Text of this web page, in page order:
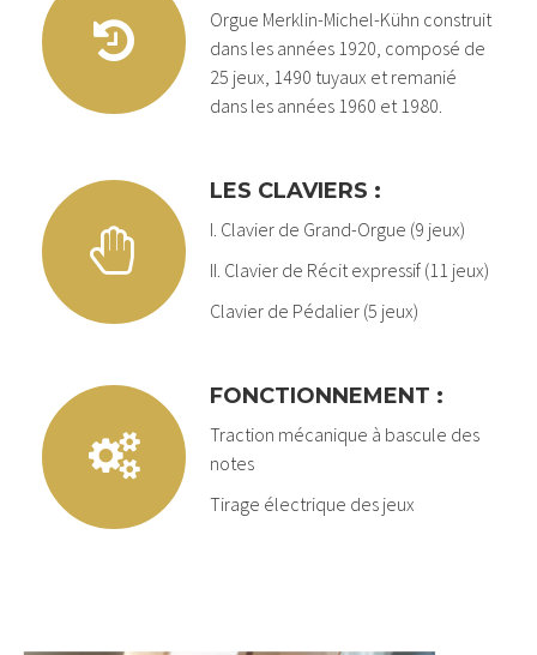
Orgue Merklin-Michel-Kühn construit
dans les années 1920, composé de
25 jeux, 1490 tuyaux et remanié
dans les années 1960 et 1980.
LES CLAVIERS :
I. Clavier de Grand-Orgue (9 jeux)
II. Clavier de Récit expressif (11 jeux)
Clavier de Pédalier (5 jeux)
FONCTIONNEMENT :
Traction mécanique à bascule des
notes
Tirage électrique des jeux